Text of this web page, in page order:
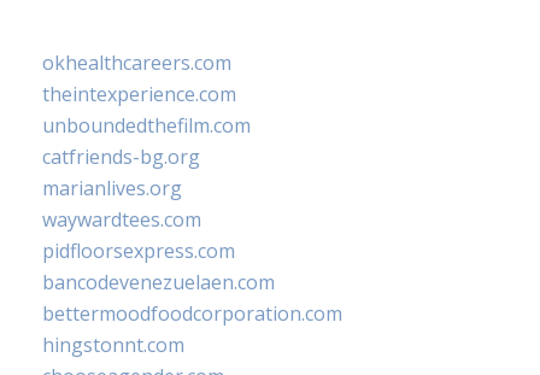
okhealthcareers.com
theintexperience.com
unboundedthefilm.com
catfriends-bg.org
marianlives.org
waywardtees.com
pidfloorsexpress.com
bancodevenezuelaen.com
bettermoodfoodcorporation.com
hingstonnt.com